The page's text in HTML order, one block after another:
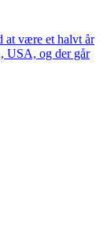
at være et halvt år
USA, og der går